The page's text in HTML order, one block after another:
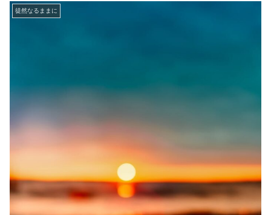
徒然なるままに